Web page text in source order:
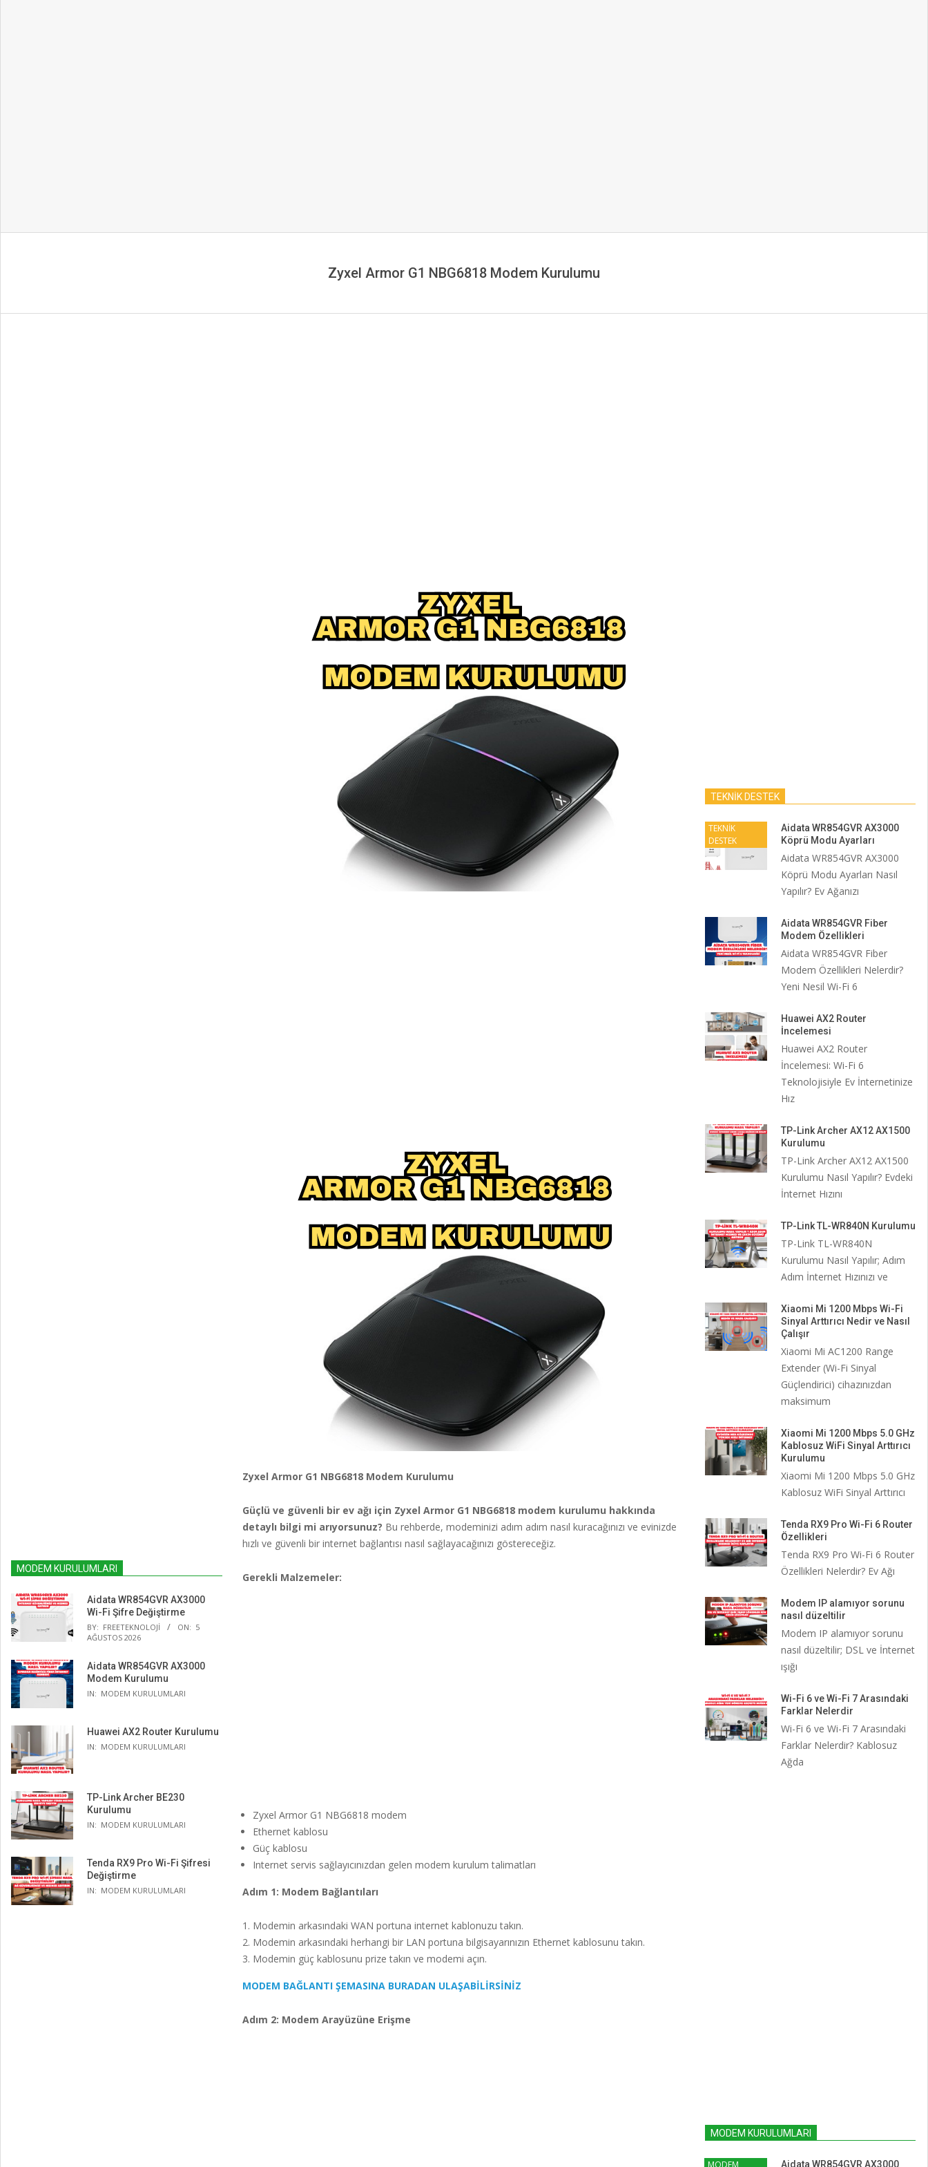
Zyxel Armor G1 NBG6818 Modem Kurulumu
Zyxel Armor G1 NBG6818 Modem Kurulumu
Güçlü ve güvenli bir ev ağı için Zyxel Armor G1 NBG6818 modem kurulumu hakkında
detaylı bilgi mi arıyorsunuz? Bu rehberde, modeminizi adım adım nasıl kuracağınızı ve evinizde
hızlı ve güvenli bir internet bağlantısı nasıl sağlayacağınızı göstereceğiz.
Gerekli Malzemeler:
Zyxel Armor G1 NBG6818 modem
Ethernet kablosu
Güç kablosu
Internet servis sağlayıcınızdan gelen modem kurulum talimatları
Adım 1: Modem Bağlantıları
Modemin arkasındaki WAN portuna internet kablonuzu takın.
Modemin arkasındaki herhangi bir LAN portuna bilgisayarınızın Ethernet kablosunu takın.
Modemin güç kablosunu prize takın ve modemi açın.
MODEM BAĞLANTI ŞEMASINA BURADAN ULAŞABİLİRSİNİZ
Adım 2: Modem Arayüzüne Erişme
MODEM KURULUMLARI
Aidata WR854GVR AX3000
Wi-Fi Şifre Değiştirme
BY: FREETEKNOLOJI ON: 5
AĞUSTOS 2026
Aidata WR854GVR AX3000
Modem Kurulumu
IN: MODEM KURULUMLARI
Huawei AX2 Router Kurulumu
IN: MODEM KURULUMLARI
TP-Link Archer BE230
Kurulumu
IN: MODEM KURULUMLARI
Tenda RX9 Pro Wi-Fi Şifresi
Değiştirme
IN: MODEM KURULUMLARI
TEKNİK DESTEK
TEKNİK
DESTEK
Aidata WR854GVR AX3000
Köprü Modu Ayarları
Aidata WR854GVR AX3000
Köprü Modu Ayarları Nasıl
Yapılır? Ev Ağanızı
Aidata WR854GVR Fiber
Modem Özellikleri
Aidata WR854GVR Fiber
Modem Özellikleri Nelerdir?
Yeni Nesil Wi-Fi 6
Huawei AX2 Router
İncelemesi
Huawei AX2 Router
İncelemesi: Wi-Fi 6
Teknolojisiyle Ev İnternetinize
Hız
TP-Link Archer AX12 AX1500
Kurulumu
TP-Link Archer AX12 AX1500
Kurulumu Nasıl Yapılır? Evdeki
İnternet Hızını
TP-Link TL-WR840N Kurulumu
TP-Link TL-WR840N
Kurulumu Nasıl Yapılır; Adım
Adım İnternet Hızınızı ve
Xiaomi Mi 1200 Mbps Wi-Fi
Sinyal Arttırıcı Nedir ve Nasıl
Çalışır
Xiaomi Mi AC1200 Range
Extender (Wi-Fi Sinyal
Güçlendirici) cihazınızdan
maksimum
Xiaomi Mi 1200 Mbps 5.0 GHz
Kablosuz WiFi Sinyal Arttırıcı
Kurulumu
Xiaomi Mi 1200 Mbps 5.0 GHz
Kablosuz WiFi Sinyal Arttırıcı
Tenda RX9 Pro Wi-Fi 6 Router
Özellikleri
Tenda RX9 Pro Wi-Fi 6 Router
Özellikleri Nelerdir? Ev Ağı
Modem IP alamıyor sorunu
nasıl düzeltilir
Modem IP alamıyor sorunu
nasıl düzeltilir; DSL ve İnternet
ışığı
Wi-Fi 6 ve Wi-Fi 7 Arasındaki
Farklar Nelerdir
Wi-Fi 6 ve Wi-Fi 7 Arasındaki
Farklar Nelerdir? Kablosuz
Ağda
MODEM KURULUMLARI
MODEM Aidata WR854GVR AX3000